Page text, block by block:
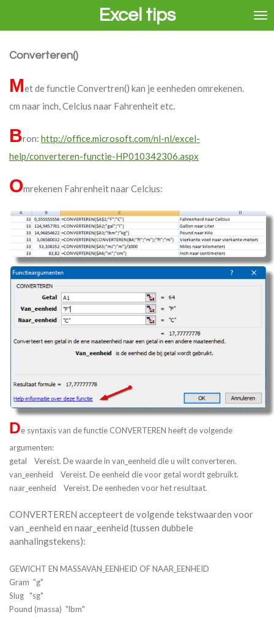
de
Excel tips
Converteren()
Met de functie Convertren() kan je eenheden omrekenen.
cm naar inch, Celcius naar Fahrenheit etc.
Bron: http://office.microsoft.com/nl-nl/excel-
help/converteren-functie-HP010342306.aspx
Omrekenen Fahrenheit naar Celcius:
De syntaxis van de functie CONVERTEREN heeft de volgende
argumenten:
getal Vereist. De waarde in van_eenheid die u wilt converteren.
van_eenheid Vereist. De eenheid die voor getal wordt gebruikt.
naar_eenheid Vereist. De eenheden voor het resultaat.
CONVERTEREN accepteert de volgende tekstwaarden voor
van _eenheid en naar_eenheid (tussen dubbele
aanhalingstekens):
GEWICHT EN MASSAVAN_EENHEID OF NAAR_EENHEID
Gram "g"
Slug "sg"
Pound (massa) "lbm"